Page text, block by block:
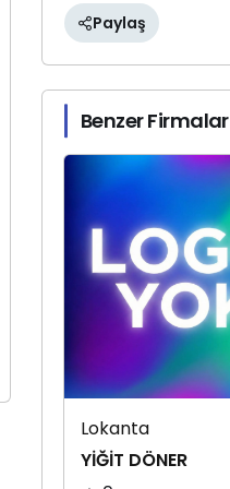
Paylaş
Benzer Firmalar
Lokanta
YİĞİT DÖNER